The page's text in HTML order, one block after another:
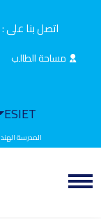
اتصل بنا على :
مساحة الطالب
ESIET